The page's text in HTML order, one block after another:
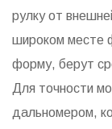
рулку от
широком месте
форму, берут
Для точности
дальномером,